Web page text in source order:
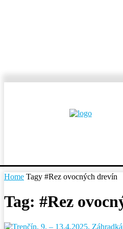
Home Tagy #Rez ovocných drevín
Tag: #Rez